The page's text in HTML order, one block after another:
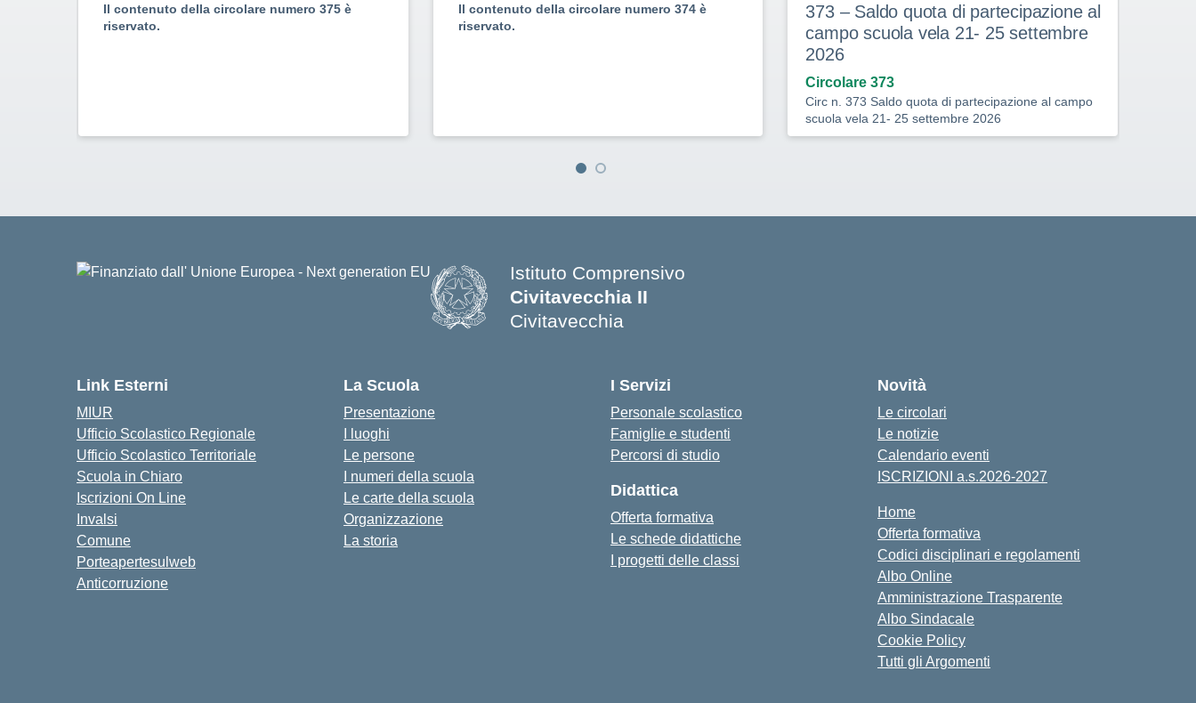
Il contenuto della circolare numero 375 è
riservato.
Il contenuto della circolare numero 374 è
riservato.
373 – Saldo quota di partecipazione al
campo scuola vela 21- 25 settembre
2026
Circolare 373
Circ n. 373 Saldo quota di partecipazione al campo
scuola vela 21- 25 settembre 2026
Istituto Comprensivo
Civitavecchia II
Civitavecchia
Link Esterni
MIUR
Ufficio Scolastico Regionale
Ufficio Scolastico Territoriale
Scuola in Chiaro
Iscrizioni On Line
Invalsi
Comune
Porteapertesulweb
Anticorruzione
La Scuola
Presentazione
I luoghi
Le persone
I numeri della scuola
Le carte della scuola
Organizzazione
La storia
I Servizi
Personale scolastico
Famiglie e studenti
Percorsi di studio
Didattica
Offerta formativa
Le schede didattiche
I progetti delle classi
Novità
Le circolari
Le notizie
Calendario eventi
ISCRIZIONI a.s.2026-2027
Home
Offerta formativa
Codici disciplinari e regolamenti
Albo Online
Amministrazione Trasparente
Albo Sindacale
Cookie Policy
Tutti gli Argomenti